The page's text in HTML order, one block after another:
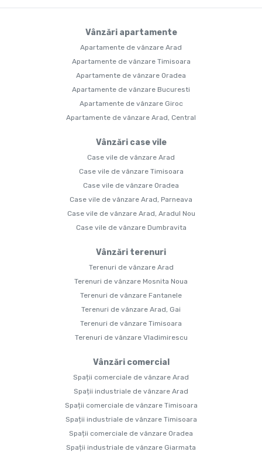
Vânzări apartamente
Apartamente de vânzare Arad
Apartamente de vânzare Timisoara
Apartamente de vânzare Oradea
Apartamente de vânzare Bucuresti
Apartamente de vânzare Giroc
Apartamente de vânzare Arad, Central
Vânzări case vile
Case vile de vânzare Arad
Case vile de vânzare Timisoara
Case vile de vânzare Oradea
Case vile de vânzare Arad, Parneava
Case vile de vânzare Arad, Aradul Nou
Case vile de vânzare Dumbravita
Vânzări terenuri
Terenuri de vânzare Arad
Terenuri de vânzare Mosnita Noua
Terenuri de vânzare Fantanele
Terenuri de vânzare Arad, Gai
Terenuri de vânzare Timisoara
Terenuri de vânzare Vladimirescu
Vânzări comercial
Spații comerciale de vânzare Arad
Spații industriale de vânzare Arad
Spații comerciale de vânzare Timisoara
Spații industriale de vânzare Timisoara
Spații comerciale de vânzare Oradea
Spații industriale de vânzare Giarmata